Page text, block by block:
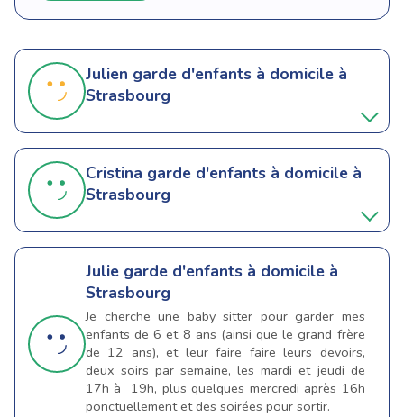
Julien garde d'enfants à domicile à
Strasbourg
Cristina garde d'enfants à domicile à
Strasbourg
Julie garde d'enfants à domicile à
Strasbourg
Je cherche une baby sitter pour garder mes
enfants de 6 et 8 ans (ainsi que le grand frère
de 12 ans), et leur faire faire leurs devoirs,
deux soirs par semaine, les mardi et jeudi de
17h à 19h, plus quelques mercredi après 16h
ponctuellement et des soirées pour sortir.